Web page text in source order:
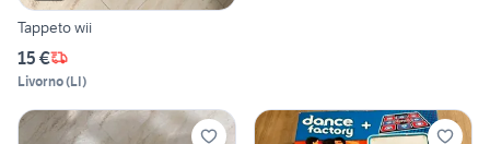
Tappeto wii
15 €
Livorno(LI)